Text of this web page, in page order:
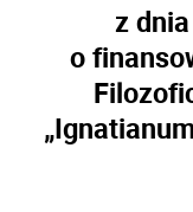
z
o